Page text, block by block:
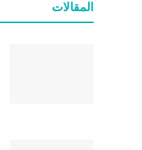
المقالات